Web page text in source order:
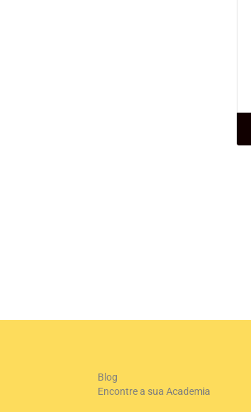
Blog
Encontre a sua Academia